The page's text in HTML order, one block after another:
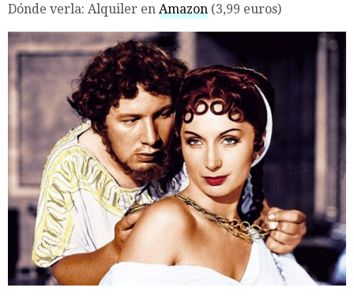
Dónde verla: Alquiler en Amazon (3,99 euros)